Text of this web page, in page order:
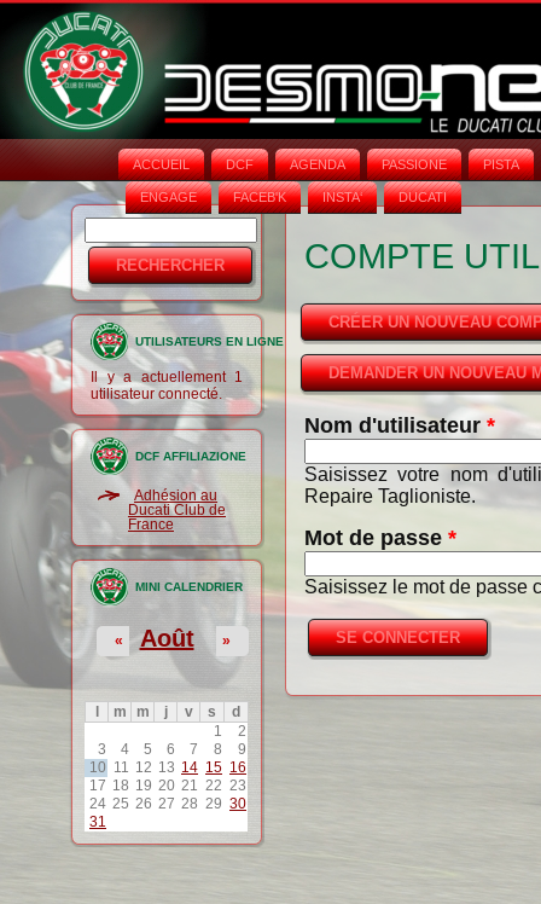
ACCUEIL DCF AGENDA PASSIONE PISTA
ENGAGE FACEB'K INSTA‘ DUCATI
Formulaire
de
recherche
UTILISATEURS EN LIGNE
Il y a actuellement 1
utilisateur connecté.
DCF AFFILIAZIONE
Adhésion au
Ducati Club de
France
MINI CALENDRIER
Août
« »
m m j v s
d
1
2
3
4 5 6 7 8
9
10 11 12 13 14 15 16
17 18 19 20 21 22 23
24 25 26 27 28 29 30
31
COMPTE
CRÉER UN NOUVEAU
DEMANDER UN NOUVEAU
Nom d'utilisateur *
Saisissez votre nom
Repaire Taglioniste.
Mot de passe *
Saisissez le mot de passe